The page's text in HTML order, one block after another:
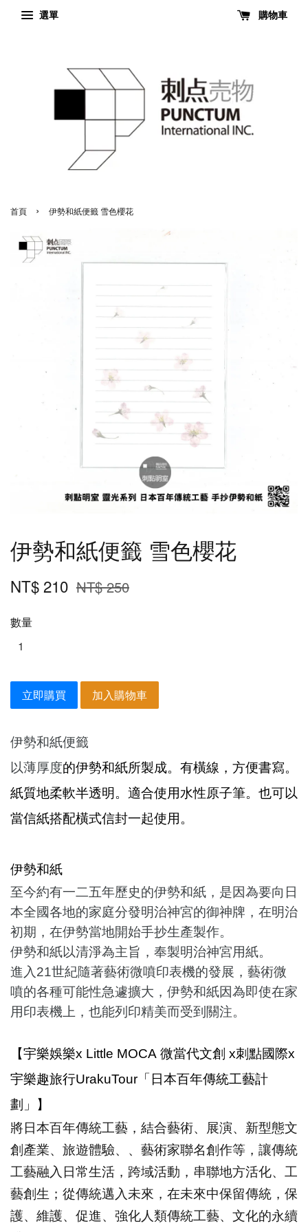
選單 購物車
首頁 › 伊勢和紙便籤 雪色櫻花
伊勢和紙便籤 雪色櫻花
NT$ 210 NT$ 250
數量
立即購買 加入購物車
伊勢和紙便籤
以薄厚度的伊勢和紙所製成。有橫線，方便書寫。
紙質地柔軟半透明。適合使用水性原子筆。也可以
當信紙搭配橫式信封一起使用。
伊勢和紙
至今約有一二五年歷史的伊勢和紙 ，是因為要向日
本全國各地的家庭分發明治神宮的御神牌，在明治
初期，在伊勢當地開始手抄生產製作。
伊勢和紙以清淨為主旨，奉製明治神宮用紙。
進入21世紀隨著藝術微噴印表機的發展，藝術微
噴的各種可能性急遽擴大，伊勢和紙因為即使在家
用印表機上，也能列印精美而受到關注。
【宇樂娛樂x Little MOCA 微當代文創 x刺點國際x
宇樂趣旅行UrakuTour 「日本百年傳統工藝計
劃」】
將日本百年傳統工藝，結合藝術、展演、新型態文
創產業、旅遊體驗、、藝術家聯名創作等，讓傳統
工藝融入日常生活，跨域活動，串聯地方活化、工
藝創生；從傳統邁入未來，在未來中保留傳統，保
護、維護、促進、強化人類傳統工藝、文化的永續